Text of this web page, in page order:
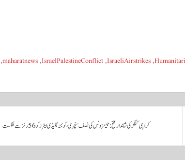
,
IsraeliAirstrikes
,
IsraelPalestineConflict
,
maharatnews
,
کراچی کنگز کی شاندار فتح: جیمز ونس کی نصف سنچری، کوئٹہ گلیڈی ایٹرز کو 56 رنز سے شکست